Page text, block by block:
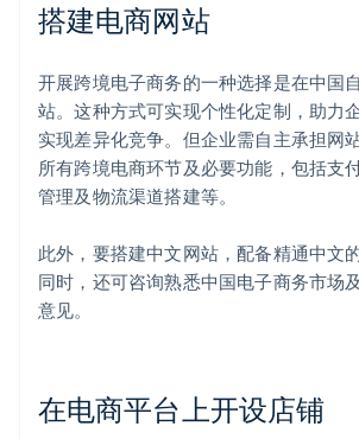
搭建电商网站
开展跨境电子商务的一种选择是在中国
站。这种方式可实现个性化定制，助力
实现差异化竞争。但企业需自主承担网
所有跨境电商环节及必要功能，包括支
管理及物流渠道搭建等。
此外，要搭建中文网站，配备精通中文
同时，还可咨询熟悉中国电子商务市场
意见。
在电商平台上开设店铺